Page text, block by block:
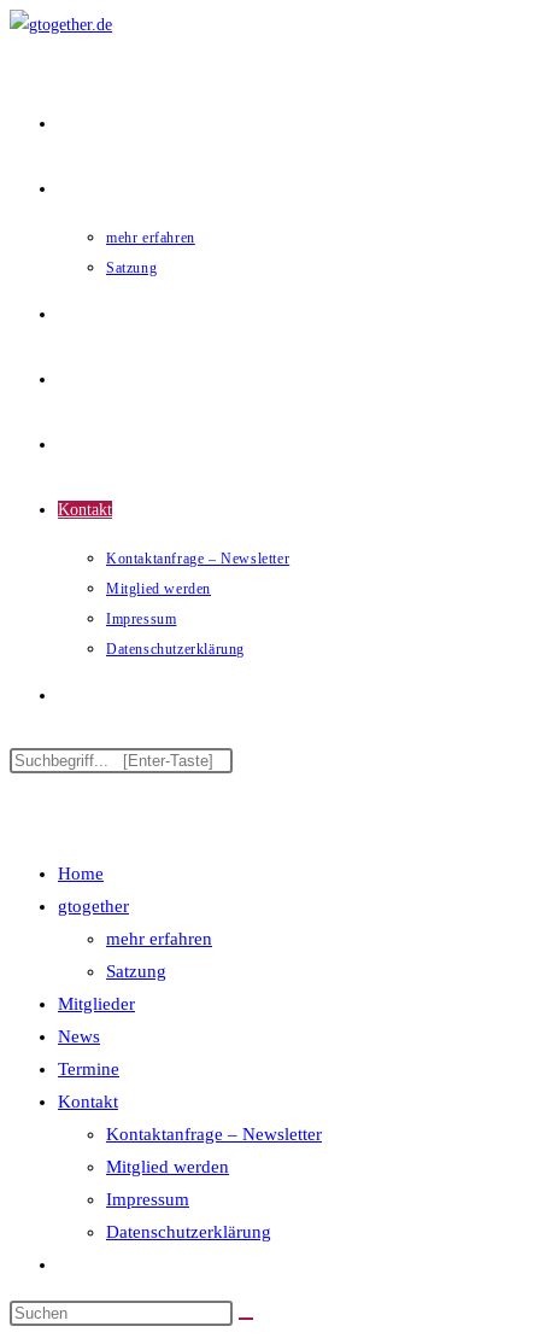
mehr erfahren
Satzung
Kontakt
Kontaktanfrage – Newsletter
Mitglied werden
Impressum
Datenschutzerklärung
Home
gtogether
mehr erfahren
Satzung
Mitglieder
News
Termine
Kontakt
Kontaktanfrage – Newsletter
Mitglied werden
Impressum
Datenschutzerklärung